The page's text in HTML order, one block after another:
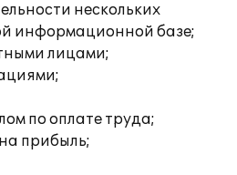
нескольких
информационной базе;
лицами;
по оплате труда;
прибыль;